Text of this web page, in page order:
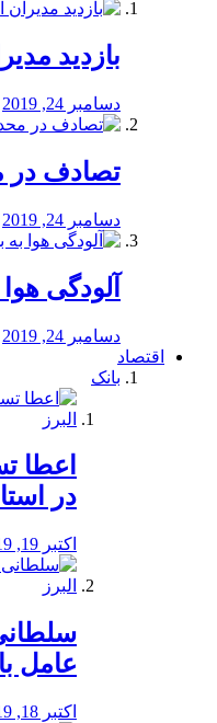
بازدید
دسامبر 24, 2019
تصادف در
دسامبر 24, 2019
آلودگی
دسامبر 24, 2019
اقتصاد
بانک
️اعطا
در
اکتبر 19, 2019
عامل
اکتبر 18, 2019